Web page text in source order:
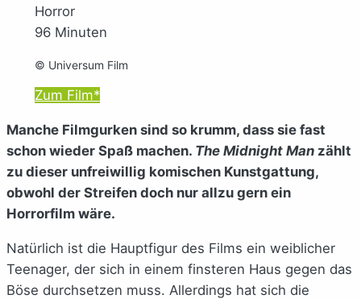
Horror
96 Minuten
© Universum Film
Zum Film*
Manche Filmgurken sind so krumm, dass sie fast
schon wieder Spaß machen. The Midnight Man zählt
zu dieser unfreiwillig komischen Kunstgattung,
obwohl der Streifen doch nur allzu gern ein
Horrorfilm wäre.
Natürlich ist die Hauptfigur des Films ein weiblicher
Teenager, der sich in einem finsteren Haus gegen das
Böse durchsetzen muss. Allerdings hat sich die